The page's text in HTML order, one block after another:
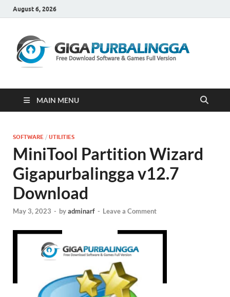
August 6, 2026
MAIN MENU
SOFTWARE / UTILITIES
MiniTool Partition Wizard
Gigapurbalingga v12.7
Download
May 3, 2023 - byadminarf - Leave a Comment